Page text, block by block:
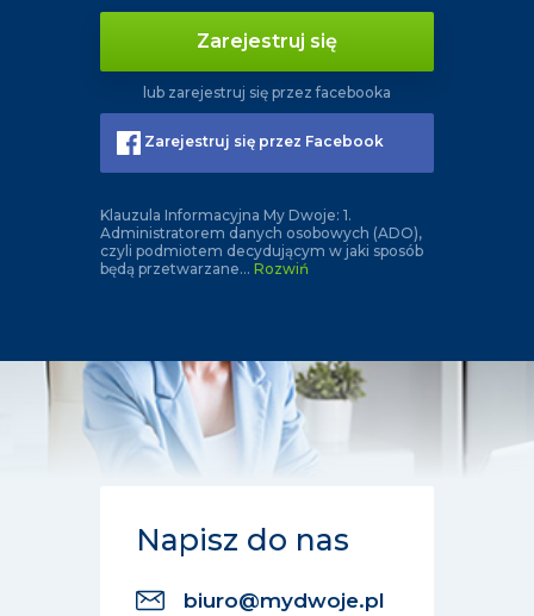
Zarejestruj się
lub zarejestruj się przez facebooka
Zarejestruj się przez Facebook
Klauzula Informacyjna My Dwoje: 1.
Administratorem danych osobowych (ADO),
czyli podmiotem decydującym w jaki sposób
będą przetwarzane... Rozwiń
Napisz do nas
biuro@mydwoje.pl